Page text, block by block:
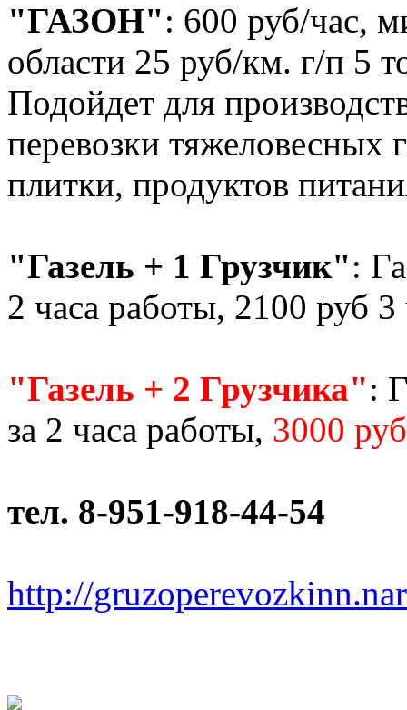
"ГАЗОН": 600 руб/час,
области 25 руб/км. г/п 5
Подойдет для
перевозки тяжеловесных
плитки, продуктов
"Газель + 1 Грузчик":
2 часа работы, 2100 руб 3
"Газель + 2 Грузчика":
за 2 часа работы, 3000 руб
тел. 8-951-918-44-54
http://